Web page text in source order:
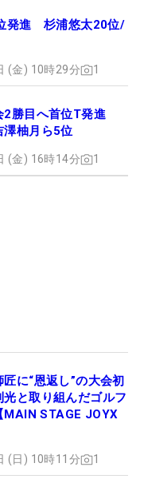
発進 杉浦悠太20位/
(金) 10時29分 1
2勝目へ首位T発進
澤柚月ら5位
(金) 16時14分 1
に“恩返し”の大会初
と取り組んだゴルフ
MAIN STAGE JOYX
(日) 10時11分 1